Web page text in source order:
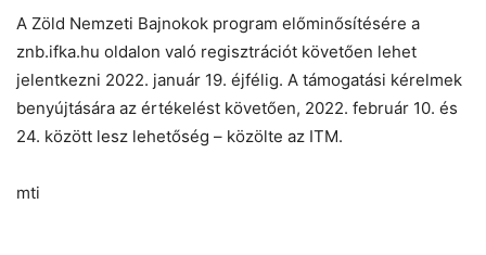
A Zöld Nemzeti Bajnokok program előminősítésére a
znb.ifka.hu oldalon való regisztrációt követően lehet
jelentkezni 2022. január 19. éjfélig. A támogatási kérelmek
benyújtására az értékelést követően, 2022. február 10. és
24. között lesz lehetőség – közölte az ITM.
mti